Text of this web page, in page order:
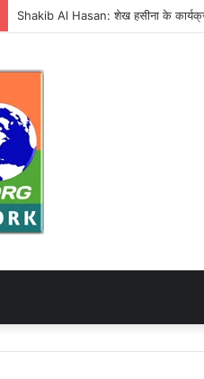
Shakib Al Hasan: शेख हसीना के